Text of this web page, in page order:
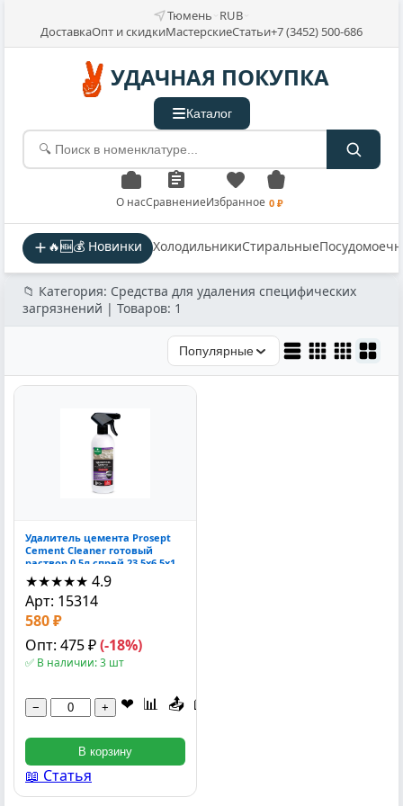
Тюмень RUB
ДоставкаОпт и скидкиМастерскиеСтатьи+7 (3452) 500-686
УДАЧНАЯ ПОКУПКА
Каталог
О насСравнениеИзбранное 0 ₽
🔥🆕💰 Новинки ХолодильникиСтиральные
📁 Категория: Средства для удаления специфических
загрязнений | Товаров: 1
Популярные
Удалитель цемента Prosept
Cement Cleaner готовый
раствор 0.5л спрей 23.5x6.5x1
см
★★★★★ 4.9
Арт: 15314
580 ₽
Опт: 475 ₽(-18%)
✅ В наличии: 3 шт
− + ❤ 📊 📤 📖
В корзину
📖 Статья